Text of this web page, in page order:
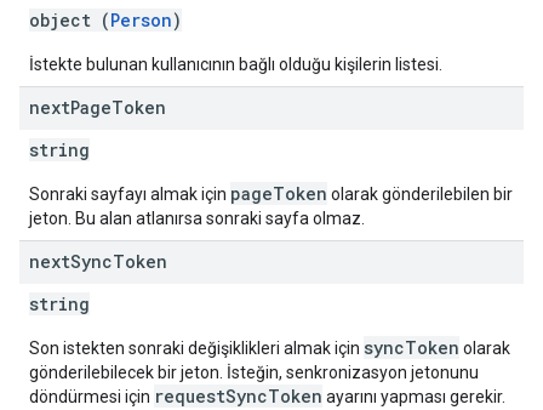
object (Person)
İstekte bulunan kullanıcının bağlı olduğu kişilerin listesi.
nextPageToken
string
Sonraki sayfayı almak için pageToken olarak gönderilebilen bir
jeton. Bu alan atlanırsa sonraki sayfa olmaz.
nextSyncToken
string
Son istekten sonraki değişiklikleri almak için syncToken olarak
gönderilebilecek bir jeton. İsteğin, senkronizasyon jetonunu
döndürmesi için requestSyncToken ayarını yapması gerekir.